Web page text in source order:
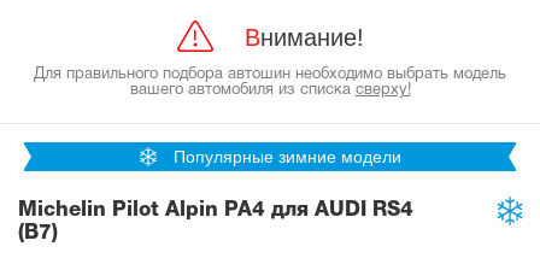
Внимание!
Для правильного подбора автошин необходимо выбрать модель
вашего автомобиля из списка сверху!
Популярные зимние модели
Michelin Pilot Alpin PA4 для AUDI RS4
(B7)